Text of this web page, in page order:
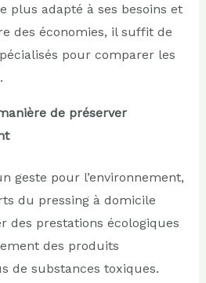
plus adapté à ses besoins et
des économies, il suffit de
pour comparer les
de préserver
geste pour l’environnement,
du pressing à domicile
des prestations écologiques
des produits
de substances toxiques.